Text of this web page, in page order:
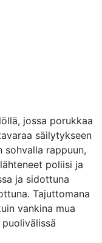
jossa porukkaa
säilytykseen
sohvalla rappuun,
poliisi ja
ja sidottuna
Tajuttomana
vankina mua